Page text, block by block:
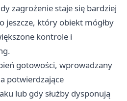
zagrożenie staje się bardziej
jeszcze, który obiekt mógłby
kontrole i
gotowości, wprowadzany
potwierdzające
lub gdy służby dysponują